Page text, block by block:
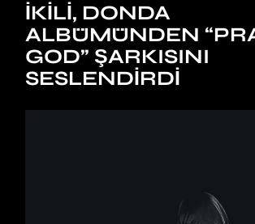
İKILI, DONDA
ALBÜMÜNDEN
GOD” ŞARKISINI
SESLENDIRDI